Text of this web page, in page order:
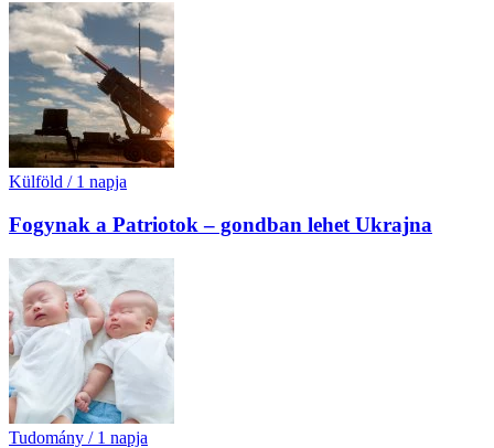
Külföld / 1 napja
Fogynak a Patriotok – gondban lehet Ukrajna
Tudomány / 1 napja